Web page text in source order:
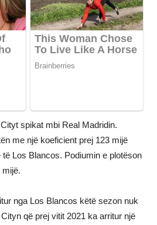
spikat mbi Real Madridin.
me një koeficient prej 123 mijë
Los Blancos. Podiumin e plotëson
mijë.
nga Los Blancos këtë sezon nuk
që prej vitit 2021 ka arritur një